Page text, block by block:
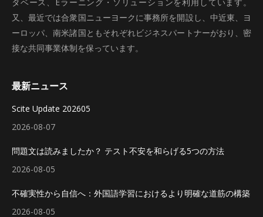
又、最近では合衆国ニューヨークに事務所を開設し、中近東、ヨ
ーロッパ、南米諸国ともそれぞれビジネスパートナーがおり、密
接な共同事業体制を保っています。
最新ニュース
Scite Update 202605
2026-08-07
問題文は読みましたか？ テスト不安を和らげる5つの方法
2026-08-05
不確実性から自信へ：外国語学習におけるより明確な道筋の構築
2026-08-05